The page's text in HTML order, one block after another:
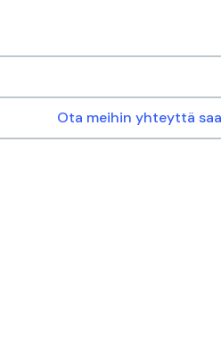
Ota meihin yhteyttä